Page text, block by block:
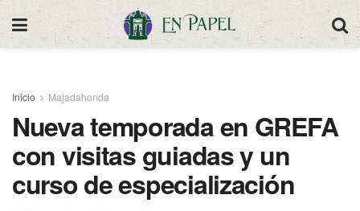
Inicio Majadahonda
Nueva temporada en GREFA
con visitas guiadas y un
curso de especialización